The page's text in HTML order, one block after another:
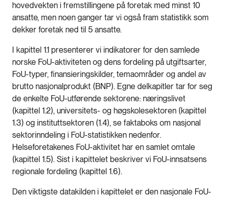
hovedvekten i fremstillingene på foretak med minst 10
ansatte, men noen ganger tar vi også fram statistikk som
dekker foretak ned til 5 ansatte.
I kapittel 1.1 presenterer vi indikatorer for den samlede
norske FoU-aktiviteten og dens fordeling på utgiftsarter,
FoU-typer, finansieringskilder, temaområder og andel av
brutto nasjonalprodukt (BNP). Egne delkapitler tar for seg
de enkelte FoU-utførende sektorene: næringslivet
(kapittel 1.2), universitets- og høgskolesektoren (kapittel
1.3) og instituttsektoren (1.4), se faktaboks om nasjonal
sektorinndeling i FoU-statistikken nedenfor.
Helseforetakenes FoU-aktivitet har en samlet omtale
(kapittel 1.5). Sist i kapittelet beskriver vi FoU-innsatsens
regionale fordeling (kapittel 1.6).
Den viktigste datakilden i kapittelet er den nasjonale FoU-